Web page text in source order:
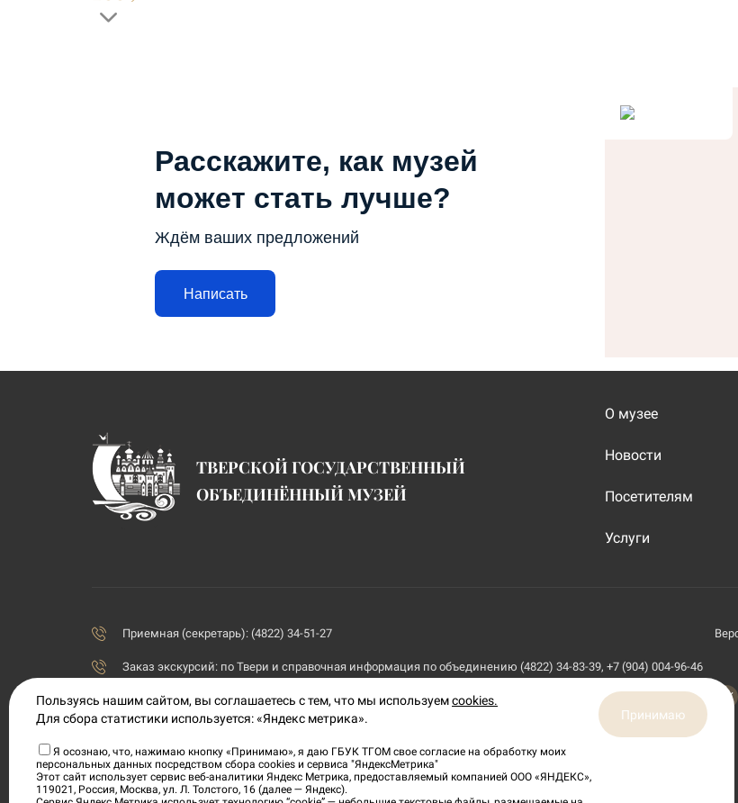
Расскажите, как музей
может стать лучше?
Ждём ваших предложений
Написать
ТВЕРСКОЙ ГОСУДАРСТВЕННЫЙ
ОБЪЕДИНЁННЫЙ МУЗЕЙ
О музее
Новости
Посетителям
Услуги
Приемная (секретарь): (4822) 34-51-27
Заказ экскурсий: по Твери и справочная информация по объединению (4822) 34-83-39, +7 (904) 004-96-46
priemnaya@tvermuzeum.ru
Политика конфиденциальности
Согласие на обработку персональных данных
Пользуясь нашим сайтом, вы соглашаетесь с тем, что мы используемcookies.
Для сбора статистики используется: «Яндекс метрика».
Я осознаю, что, нажимаю кнопку «Принимаю», я даю ГБУК ТГОМ свое согласие на обработку моих
персональных данных посредством сбора cookies и сервиса "ЯндексМетрика"
Этот сайт использует сервис веб-аналитики Яндекс Метрика, предоставляемый компанией ООО «ЯНДЕКС»,
119021, Россия, Москва, ул. Л. Толстого, 16 (далее — Яндекс).
Принимаю